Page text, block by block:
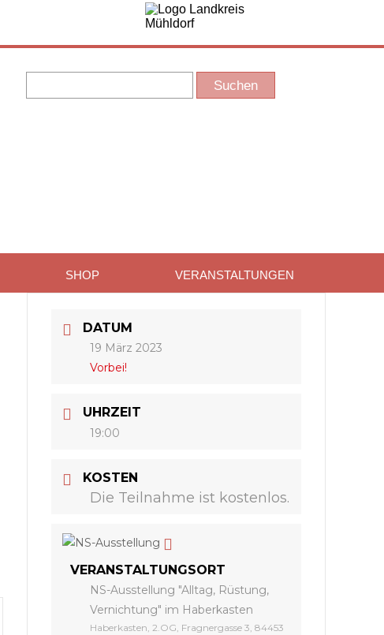
SHOP VERANSTALTUNGEN
DATUM
19 März 2023
Vorbei!
UHRZEIT
19:00
KOSTEN
Die Teilnahme ist kostenlos.
VERANSTALTUNGSORT
NS-Ausstellung "Alltag, Rüstung,
Vernichtung" im Haberkasten
Haberkasten, 2.OG, Fragnergasse 3, 84453